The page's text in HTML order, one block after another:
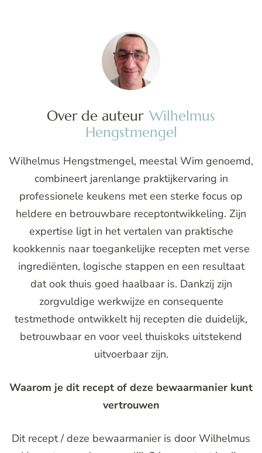
Over de auteur Wilhelmus
Hengstmengel
Wilhelmus Hengstmengel, meestal Wim genoemd,
combineert jarenlange praktijkervaring in
professionele keukens met een sterke focus op
heldere en betrouwbare receptontwikkeling. Zijn
expertise ligt in het vertalen van praktische
kookkennis naar toegankelijke recepten met verse
ingrediënten, logische stappen en een resultaat
dat ook thuis goed haalbaar is. Dankzij zijn
zorgvuldige werkwijze en consequente
testmethode ontwikkelt hij recepten die duidelijk,
betrouwbaar en voor veel thuiskoks uitstekend
uitvoerbaar zijn.
Waarom je dit recept of deze bewaarmanier kunt
vertrouwen
Dit recept / deze bewaarmanier is door Wilhelmus